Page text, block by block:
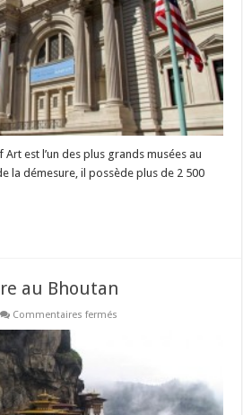
New
York
est l’un des plus grands musées au
la démesure, il possède plus de 2 500
au Bhoutan
Commentaires fermés